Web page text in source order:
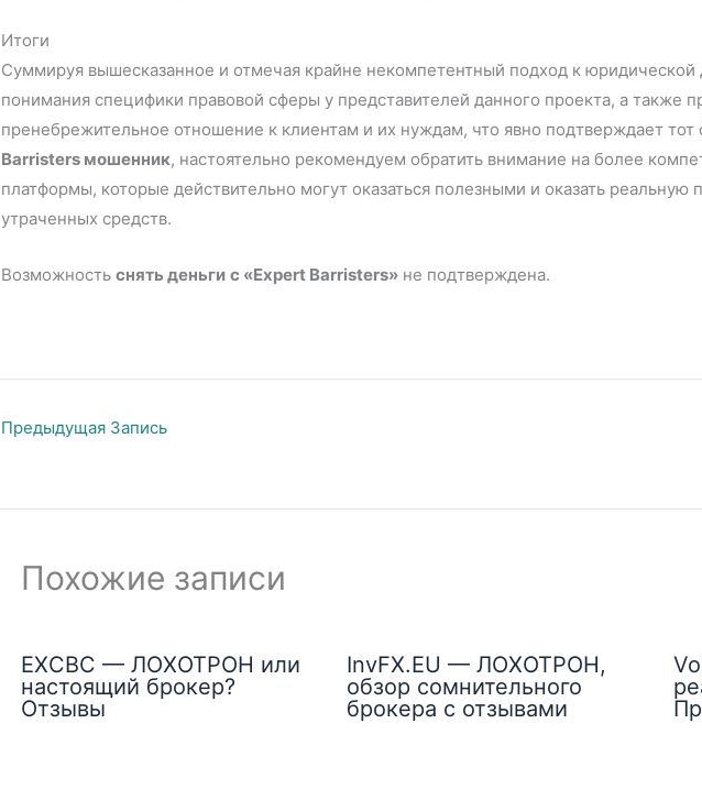
Итоги
Суммируя вышесказанное и отмечая крайне некомпетентный подход к юридической
понимания специфики правовой сферы у представителей данного проекта, а также
пренебрежительное отношение к клиентам и их нуждам, что явно подтверждает тот
Barristers мошенник, настоятельно рекомендуем обратить внимание на более
платформы, которые действительно могут оказаться полезными и оказать реальную
утраченных средств.
Возможностьснять деньги с «Expert Barristers» не подтверждена.
Предыдущая Запись
Похожие записи
EXCBC — ЛОХОТРОН или
настоящий брокер?
Отзывы
InvFX.EU — ЛОХОТРОН,
обзор сомнительного
брокера с отзывами